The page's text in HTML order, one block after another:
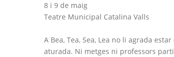
8 i 9 de maig
Teatre Municipal Catalina Valls
A Bea, Tea, Sea, Lea no li agrada
aturada. Ni metges ni professors